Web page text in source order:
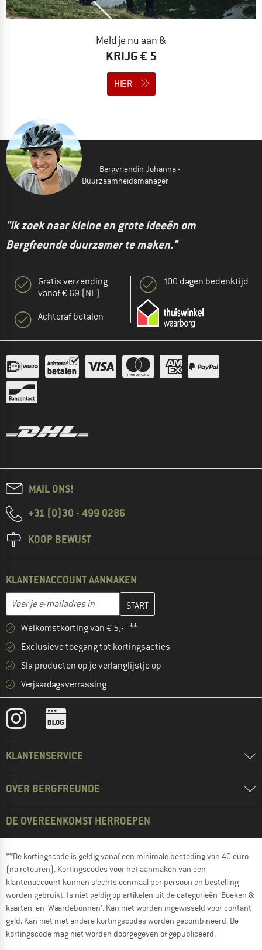
Meld je nu aan &
KRIJG € 5
HIER
Bergvriendin Johanna -
Duurzaamheidsmanager
"Ik zoek naar kleine en grote ideeën om
Bergfreunde duurzamer te maken."
Gratis verzending
vanaf € 69 (NL)
Achteraf betalen
100 dagen bedenktijd
MAIL ONS!
+31 (0)30 - 499 0286
KOOP BEWUST
KLANTENACCOUNT AANMAKEN
E-mailadres
Vul je e-mailadres hier in en maak in de volgende stap je
Welkomstkorting van € 5,- **
Exclusieve toegang tot kortingsacties
Sla producten op je verlanglijstje op
Verjaardagsverrassing
KLANTENSERVICE
OVER BERGFREUNDE
DE OVEREENKOMST HERROEPEN
**De kortingscode is geldig vanaf een minimale besteding van 40 euro
(na retouren). Kortingscodes voor het aanmaken van een
klantenaccount kunnen slechts eenmaal per persoon en bestelling
worden gebruikt. Is niet geldig op artikelen uit de categorieën 'Boeken &
kaarten' en 'Waardebonnen'. Kan niet worden ingewisseld voor contant
geld. Kan niet met andere kortingscodes worden gecombineerd. De
kortingscode mag niet worden doorgegeven of gepubliceerd.